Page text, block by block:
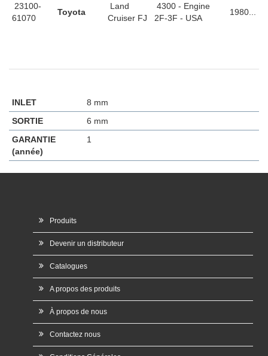
23100-
61070
Toyota
Land
Cruiser FJ
4300 - Engine
2F-3F - USA
1980...
INLET
8 mm
SORTIE
6 mm
GARANTIE
(année)
1
Produits
Devenir un distributeur
Catalogues
A propos des produits
À propos de nous
Contactez nous